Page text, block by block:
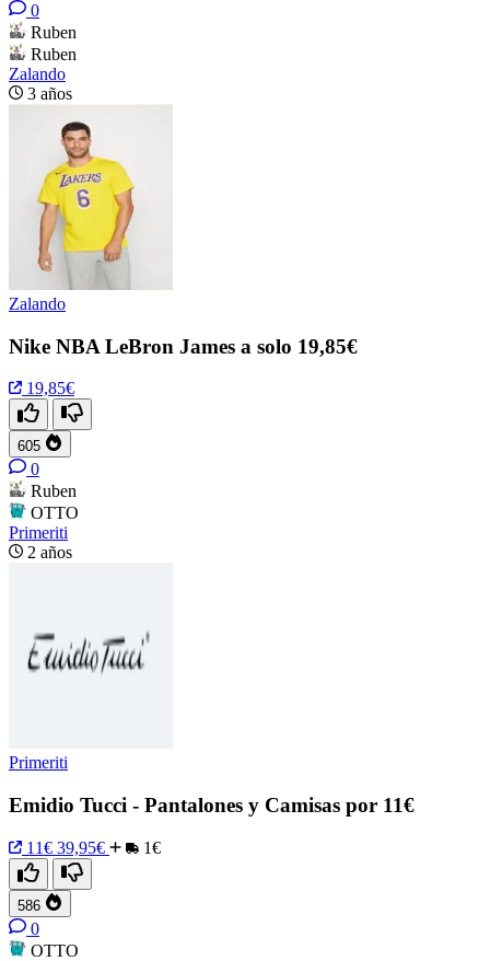
0
Ruben
Ruben
Zalando
3 años
Zalando
Nike NBA LeBron James a solo 19,85€
19,85€
605
0
Ruben
OTTO
Primeriti
2 años
Primeriti
Emidio Tucci - Pantalones y Camisas por 11€
11€ 39,95€ 1€
586
0
OTTO